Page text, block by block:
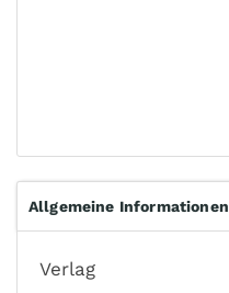
Allgemeine Informationen
Verlag